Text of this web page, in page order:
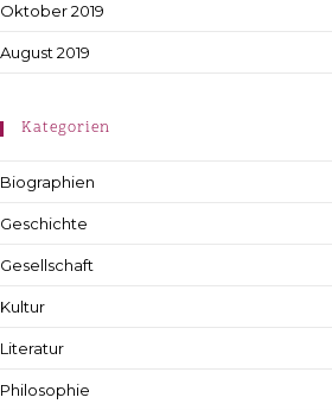
Oktober 2019
August 2019
Kategorien
Biographien
Geschichte
Gesellschaft
Kultur
Literatur
Philosophie